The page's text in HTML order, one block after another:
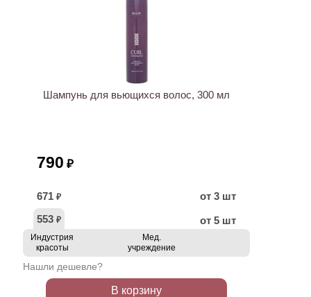
Шампунь для вьющихся волос, 300 мл
790 ₽
671 ₽
от 3 шт
553 ₽ от 5 шт
Индустрия
красоты
Мед.
учреждение
Нашли дешевле?
В корзину